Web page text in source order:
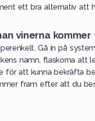
ett bra alternativ att
vinerna kommer
Gå in på
namn, flaskorna
för att kunna bekräfta
fram efter att du